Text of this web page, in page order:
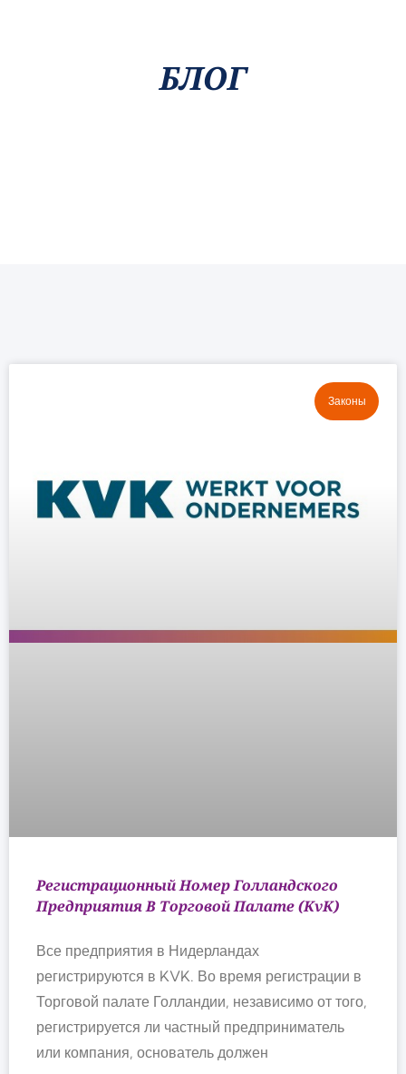
БЛОГ
Законы
Регистрационный Номер Голландского
Предприятия В Торговой Палате (KvK)
Все предприятия в Нидерландах
регистрируются в KVK. Во время регистрации в
Торговой палате Голландии, независимо от того,
регистрируется ли частный предприниматель
или компания, основатель должен